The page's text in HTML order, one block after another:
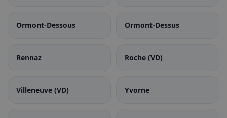
Ormont-Dessous Ormont-Dessus
Rennaz Roche (VD)
Villeneuve (VD) Yvorne